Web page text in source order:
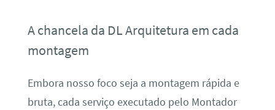
A chancela da DL Arquitetura em cada
montagem
Embora nosso foco seja a montagem rápida e
bruta, cada serviço executado pelo Montador